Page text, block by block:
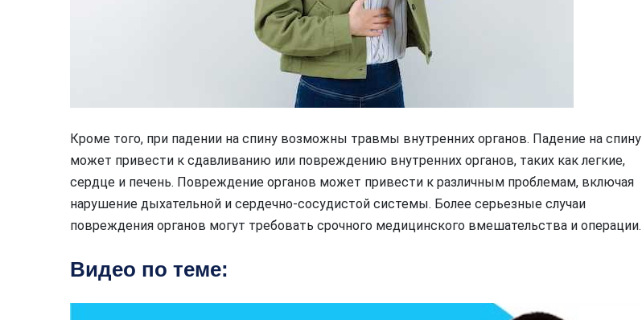
Кроме того, при падении на спину возможны травмы внутренних органов. Падение на спину
может привести к сдавливанию или повреждению внутренних органов, таких как легкие,
сердце и печень. Повреждение органов может привести к различным проблемам, включая
нарушение дыхательной и сердечно-сосудистой системы. Более серьезные случаи
повреждения органов могут требовать срочного медицинского вмешательства и операции.
Видео по теме: